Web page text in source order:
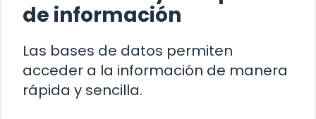
de información
Las bases de datos permiten
acceder a la información de manera
rápida y sencilla.